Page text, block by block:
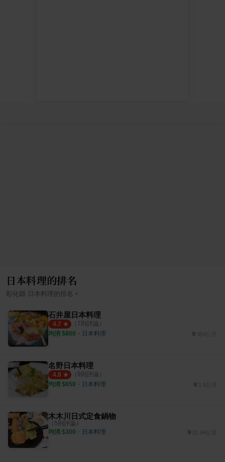
日本料理的排名
彰化縣 日本料理的排名 ›
石井屋日本料理
4.7 （ 7則評論）
均消 $800 ・ 日本料理 354公尺
名野日本料理
4.8 （ 9則評論）
均消 $650 ・ 日本料理
木木川日式定食鍋物
（ 5則評論）
均消 $300 ・ 日本料理 21.84公里